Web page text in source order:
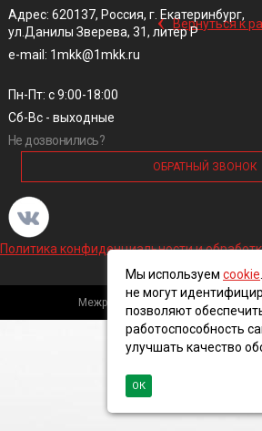
‹ Вернуться к
Адрес: 620137, Россия, г. Екатеринбург,
ул.Данилы Зверева, 31, литер Р
e-mail: 1mkk@1mkk.ru
Пн-Пт: с 9:00-18:00
Сб-Вс - выходные
Не дозвонились?
ОБРАТНЫЙ ЗВОНОК
Политика конфиденциальности и
Межрегиональная кабельная
Мы используем cookie
не могут
позволяют
работоспособность
улучшать качество
ОК